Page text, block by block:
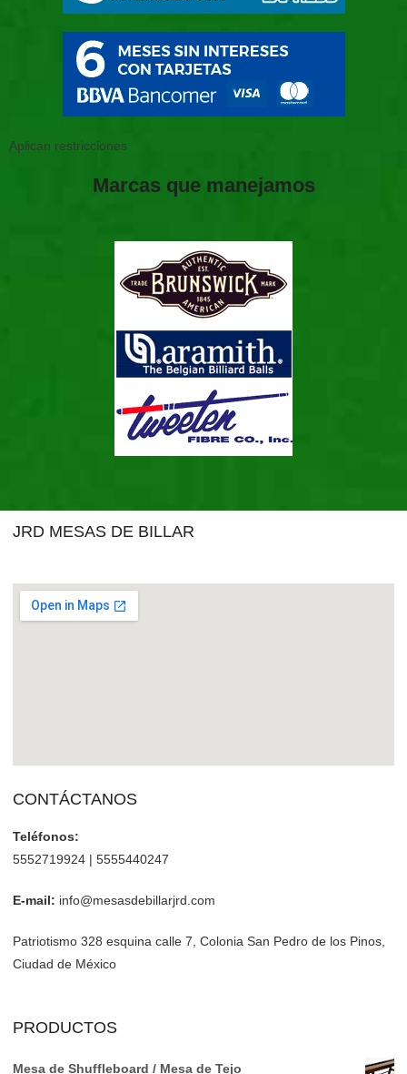
Aplican restricciones
Marcas que manejamos
JRD MESAS DE BILLAR
CONTÁCTANOS
Teléfonos:
5552719924 | 5555440247
E-mail: info@mesasdebillarjrd.com
Patriotismo 328 esquina calle 7, Colonia San Pedro de los Pinos,
Ciudad de México
PRODUCTOS
Mesa de Shuffleboard / Mesa de Tejo